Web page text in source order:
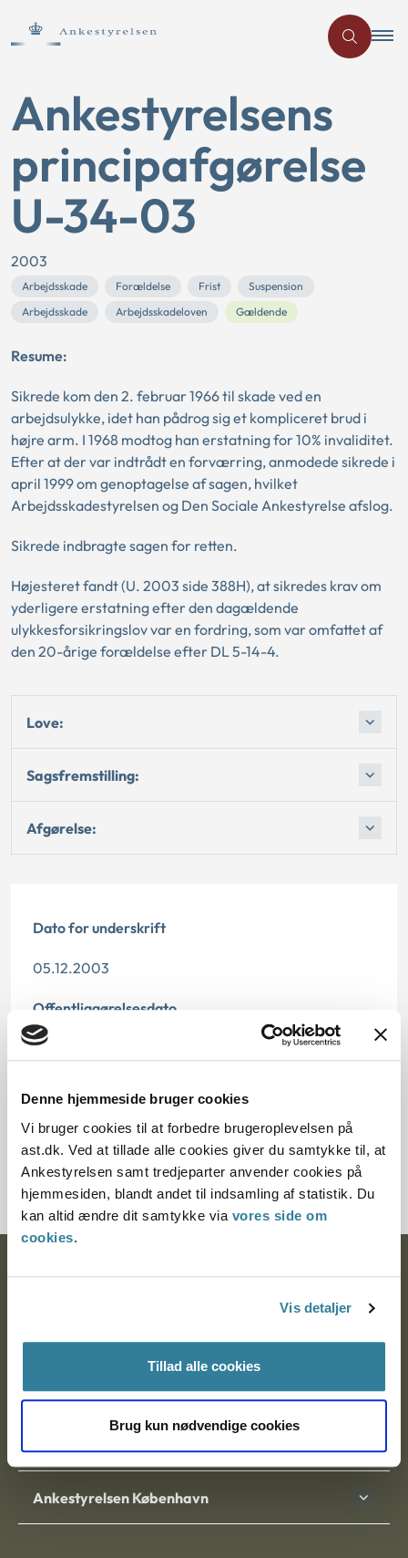
Denne hjemmeside bruger cookies
Vi bruger cookies til at forbedre brugeroplevelsen på
ast.dk. Ved at tillade alle cookies giver du samtykke til, at
Ankestyrelsen samt tredjeparter anvender cookies på
hjemmesiden, blandt andet til indsamling af statistik. Du
kan altid ændre dit samtykke via vores side om
cookies.
Vis detaljer
Tillad alle cookies
Brug kun nødvendige cookies
Ankestyrelsens
principafgørelse
U-34-03
2003
Arbejdsskade Forældelse Frist
Suspension
Arbejdsskade
Arbejdsskadeloven Gældende
Resume:
Sikrede kom den 2. februar 1966 til skade ved en
arbejdsulykke, idet han pådrog sig et kompliceret brud i
højre arm. I 1968 modtog han erstatning for 10% invaliditet.
Efter at der var indtrådt en forværring, anmodede sikrede i
april 1999 om genoptagelse af sagen, hvilket
Arbejdsskadestyrelsen og Den Sociale Ankestyrelse afslog.
Sikrede indbragte sagen for retten.
Højesteret fandt (U. 2003 side 388H), at sikredes krav om
yderligere erstatning efter den dagældende
ulykkesforsikringslov var en fordring, som var omfattet af
den 20-årige forældelse efter DL 5-14-4.
Love:
Sagsfremstilling:
Afgørelse:
Dato for underskrift
05.12.2003
Offentliggørelsesdato
06.02.2014
Journalnummer
1006542-99
Ankestyrelsen
Ankestyrelsen København